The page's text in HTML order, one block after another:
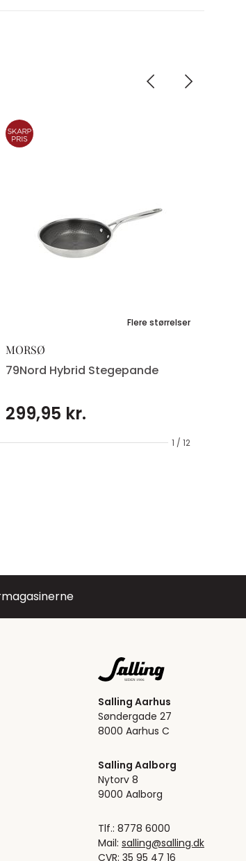
1 / 12
Flere størrelser
MORSØ
79Nord Hybrid Stegepande
299,95 kr.
Salling Aarhus
Søndergade 27
8000 Aarhus C
Salling Aalborg
Nytorv 8
9000 Aalborg
Tlf.: 8778 6000
Mail: salling@salling.dk
CVR: 35 95 47 16